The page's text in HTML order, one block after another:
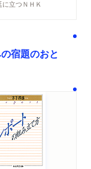
立つＮＨＫ
宿題のおと